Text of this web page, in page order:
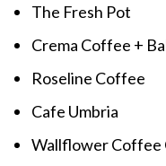
The Fresh Pot
Crema Coffee +
Roseline Coffee
Cafe Umbria
Wallflower Coffee